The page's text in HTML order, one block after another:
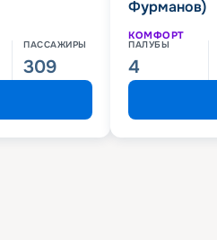
ПАССАЖИРЫ
309
Фурманов)
КОМФОРТ
ПАЛУБЫ
4